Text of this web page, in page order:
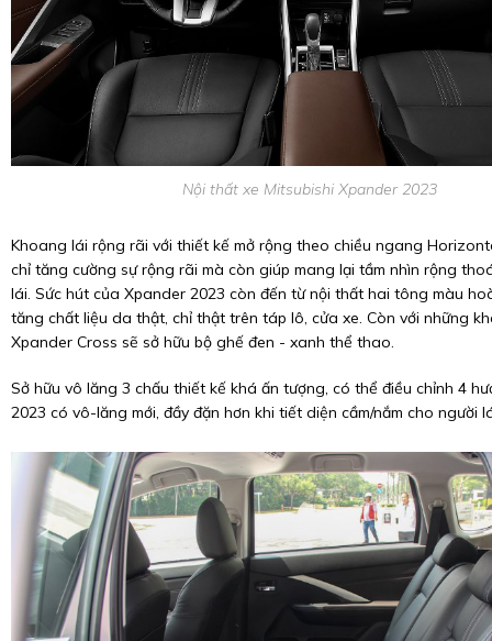
Nội thất xe Mitsubishi Xpander 2023
Khoang lái rộng rãi với thiết kế mở rộng theo chiều ngang
chỉ tăng cường sự rộng rãi mà còn giúp mang lại tầm nhìn rộng
lái. Sức hút của Xpander 2023 còn đến từ nội thất hai tông màu
tăng chất liệu da thật, chỉ thật trên táp lô, cửa xe. Còn với những
Xpander Cross sẽ sở hữu bộ ghế đen - xanh thể thao.
Sở hữu vô lăng 3 chấu thiết kế khá ấn tượng, có thể điều chỉnh 4
2023 có vô-lăng mới, đầy đặn hơn khi tiết diện cầm/nắm cho người